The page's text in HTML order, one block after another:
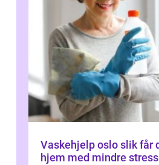
Vaskehjelp oslo slik får du et renere
hjem med mindre stress